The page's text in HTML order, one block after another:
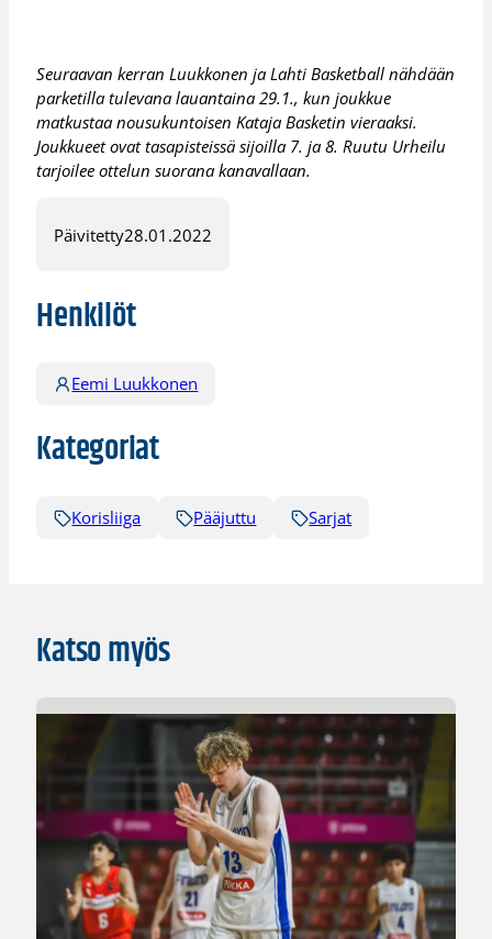
Seuraavan kerran Luukkonen ja Lahti Basketball nähdään
parketilla tulevana lauantaina 29.1., kun joukkue
matkustaa nousukuntoisen Kataja Basketin vieraaksi.
Joukkueet ovat tasapisteissä sijoilla 7. ja 8. Ruutu Urheilu
tarjoilee ottelun suorana kanavallaan.
Päivitetty28.01.2022
Henkilöt
Eemi Luukkonen
Kategoriat
Korisliiga Pääjuttu Sarjat
Katso myös